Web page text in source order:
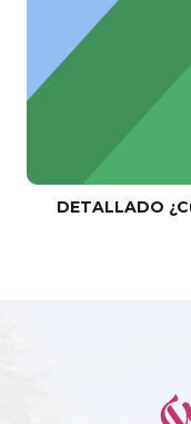
DETALLADO